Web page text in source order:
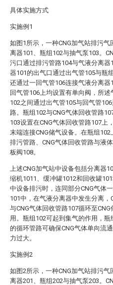
具体实施方式
实施例1
如图1所示，一种CNG加气站排污气
离器101、瓶组102与抽气泵103。
污口通过排污管路104与气液分离器
器101的出气口通过出气管105与瓶
还通过一回气管106连接气液分离器
回气管106上均设置有单向阀，所述
102之间通过出气管105与回气管
路。瓶组102与CNG气体回收管路
103设置在CNG气体回收管路107上
末端连接CNG储气设备。在瓶组
排污管路、CNG气体回收管路与液
板阀108。
上述CNG加气站中设备包括分离器
缩机1011、缓冲罐1012和回收罐
中设备排污时，连同部分CNG气体
101中，在气液分离器中发生分离，
与CNG气体回收管路107循环至CNG
用。瓶组102可起到集气的作用，瓶
的循环管路可确保CNG气体单向流
力过大。
实施例2
如图2所示，一种CNG加气站排污气
离器201、瓶组202与抽气泵203。